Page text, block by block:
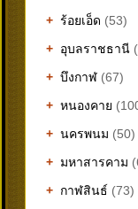
+ ร้อยเอ็ด (53)
+ อุบลราชธานี
+ บึงกาฬ (67)
+ หนองคาย
+ นครพนม (50)
+ มหาสารคาม
+ กาฬสินธ์ (73)